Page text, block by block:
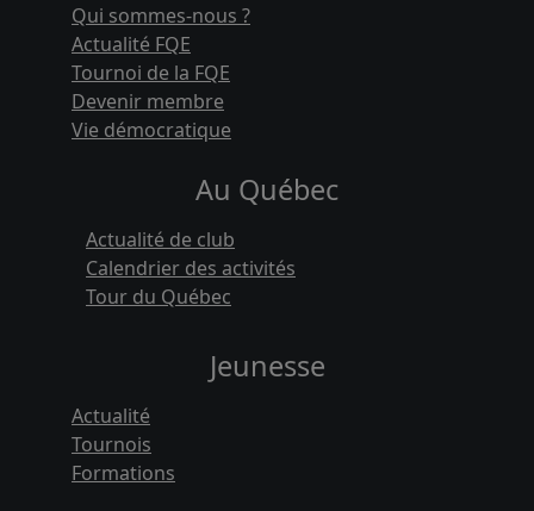
Qui sommes-nous ?
Actualité FQE
Tournoi de la FQE
Devenir membre
Vie démocratique
Au Québec
Actualité de club
Calendrier des activités
Tour du Québec
Jeunesse
Actualité
Tournois
Formations